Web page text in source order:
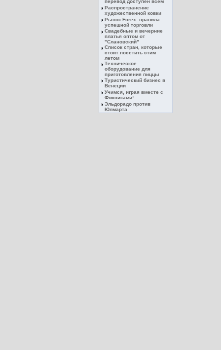
перевод доступен всем
Распространение
художественной ковки
Рынок Forex: правила
успешной торговли
Свадебные и вечерние
платья оптом от
"Слановский"
Список стран, которые
стоит посетить этим
летом
Техническое
оборудование для
приготовления пиццы
Туристический бизнес в
Венеции
Учимся, играя вместе с
Фиксиками!
Эльдорадо против
Юлмарта